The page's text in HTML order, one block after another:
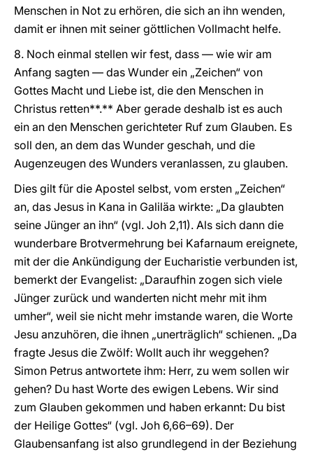
Menschen in Not zu erhören, die sich an ihn wenden,
damit er ihnen mit seiner göttlichen Vollmacht helfe.
8. Noch einmal stellen wir fest, dass — wie wir am
Anfang sagten — das Wunder ein „Zeichen“ von
Gottes Macht und Liebe ist, die den Menschen in
Christus retten**.** Aber gerade deshalb ist es auch
ein an den Menschen gerichteter Ruf zum Glauben. Es
soll den, an dem das Wunder geschah, und die
Augenzeugen des Wunders veranlassen, zu glauben.
Dies gilt für die Apostel selbst, vom ersten „Zeichen“
an, das Jesus in Kana in Galiläa wirkte: „Da glaubten
seine Jünger an ihn“ (vgl. Joh 2,11). Als sich dann die
wunderbare Brotvermehrung bei Kafarnaum ereignete,
mit der die Ankündigung der Eucharistie verbunden ist,
bemerkt der Evangelist: „Daraufhin zogen sich viele
Jünger zurück und wanderten nicht mehr mit ihm
umher“, weil sie nicht mehr imstande waren, die Worte
Jesu anzuhören, die ihnen „unerträglich“ schienen. „Da
fragte Jesus die Zwölf: Wollt auch ihr weggehen?
Simon Petrus antwortete ihm: Herr, zu wem sollen wir
gehen? Du hast Worte des ewigen Lebens. Wir sind
zum Glauben gekommen und haben erkannt: Du bist
der Heilige Gottes“ (vgl. Joh 6,66–69). Der
Glaubensanfang ist also grundlegend in der Beziehung